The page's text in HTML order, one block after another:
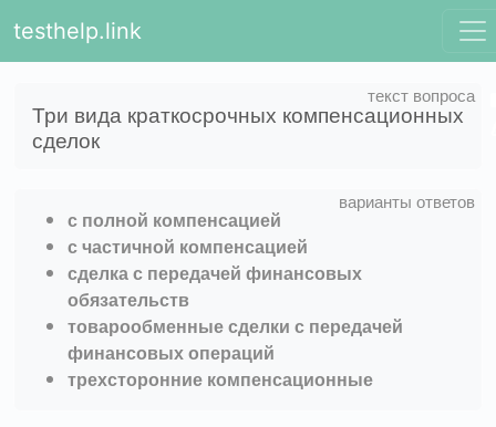
testhelp.link
Три вида краткосрочных компенсационных
сделок
с полной компенсацией
с частичной компенсацией
сделка с передачей финансовых
обязательств
товарообменные сделки с передачей
финансовых операций
трехсторонние компенсационные